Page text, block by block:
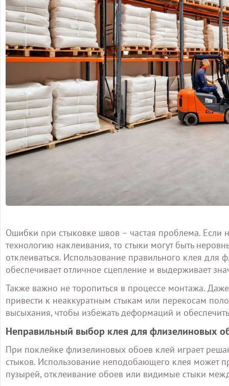
Ошибки при стыковке швов – частая проблема. Если
технологию наклеивания, то стыки могут быть
отклеиваться. Использование правильного клея для
обеспечивает отличное сцепление и выдерживает
Также важно не торопиться в процессе монтажа.
привести к неаккуратным стыкам или перекосам
высыхания, чтобы избежать деформаций и
Неправильный выбор клея для флизелиновых
При поклейке флизелиновых обоев клей играет
стыков. Использование неподобающего клея может
пузырей, отклеивание обоев или видимые стыки